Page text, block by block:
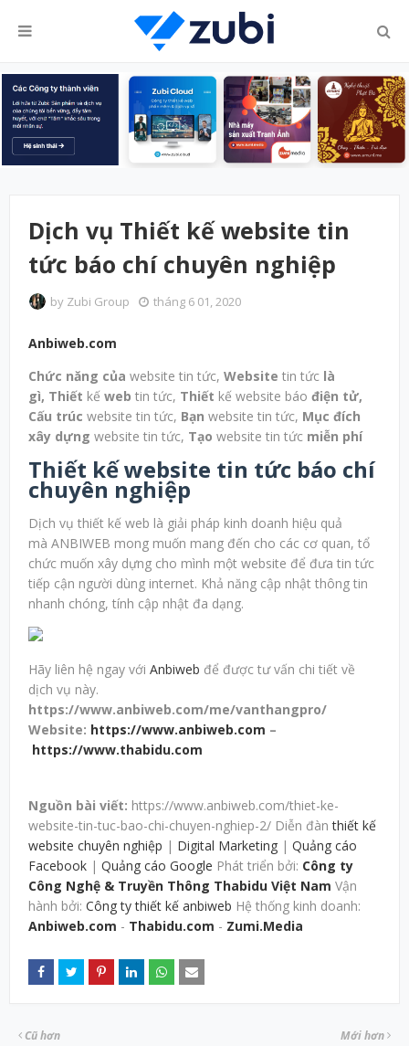
Dịch vụ Thiết kế website tin
tức báo chí chuyên nghiệp
by Zubi Group tháng 6 01, 2020
Anbiweb.com
Chức năng của website tin tức, Website tin tức là
gì, Thiết kế web tin tức, Thiết kế website báo điện tử,
Cấu trúc website tin tức, Bạn website tin tức, Mục đích
xây dựng website tin tức, Tạo website tin tức miễn phí
Thiết kế website tin tức báo chí
chuyên nghiệp
Dịch vụ thiết kế web là giải pháp kinh doanh hiệu quả
mà ANBIWEB mong muốn mang đến cho các cơ quan, tổ
chức muốn xây dựng cho mình một website để đưa tin tức
tiếp cận người dùng internet. Khả năng cập nhật thông tin
nhanh chóng, tính cập nhật đa dạng.
Hãy liên hệ ngay với Anbiweb để được tư vấn chi tiết về
dịch vụ này.
https://www.anbiweb.com/me/vanthangpro/
Website: https://www.anbiweb.com –
https://www.thabidu.com
Nguồn bài viết: https://www.anbiweb.com/thiet-ke-
website-tin-tuc-bao-chi-chuyen-nghiep-2/ Diễn đànthiết kế
website chuyên nghiệp | Digital Marketing | Quảng cáo
Facebook | Quảng cáo Google Phát triển bởi: Công ty
Công Nghệ & Truyền Thông Thabidu Việt Nam Vận
hành bởi: Công ty thiết kế anbiweb Hệ thống kinh doanh:
Anbiweb.com - Thabidu.com - Zumi.Media
Mới hơn
Cũ hơn